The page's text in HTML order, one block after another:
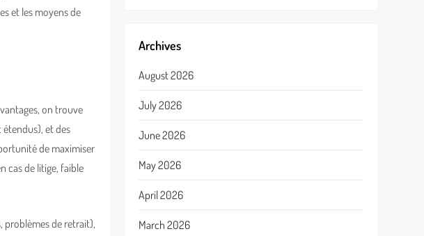
et les moyens de
on trouve
étendus), et des
de maximiser
cas de litige, faible
problèmes de retrait),
Archives
August 2026
July 2026
June 2026
May 2026
April 2026
March 2026